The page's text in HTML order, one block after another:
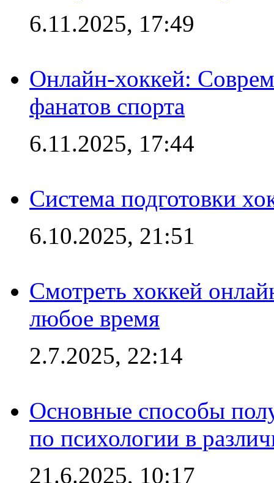
6.11.2025, 17:49
Онлайн-хоккей:
фанатов спорта
6.11.2025, 17:44
Система подготовки
6.10.2025, 21:51
Смотреть хоккей
любое время
2.7.2025, 22:14
Основные способы
по психологии в
21.6.2025, 10:17